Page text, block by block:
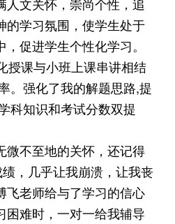
的学习氛围，使学生处于
促进学生个性化学习。
授课与小班上课串讲相结
。强化了我的解题思路,提
科知识和考试分数双提
微不至地的关怀，还记得
，几乎让我崩溃，让我丧
飞老师给与了学习的信心
困难时，一对一给我辅导